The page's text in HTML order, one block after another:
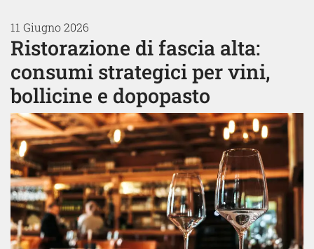
11 Giugno 2026
Ristorazione di fascia alta:
consumi strategici per vini,
bollicine e dopopasto